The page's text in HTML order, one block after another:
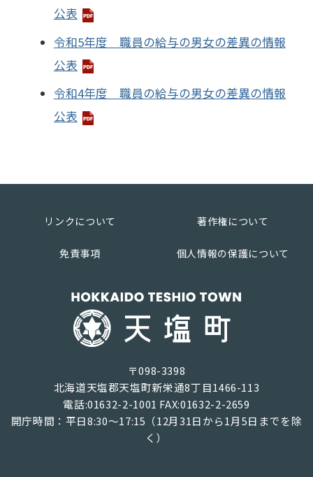
公表
令和5年度 職員の給与の男女の差異の情報
公表
令和4年度 職員の給与の男女の差異の情報
公表
リンクについて 著作権について
免責事項 個人情報の保護について
〒098-3398
北海道天塩郡天塩町新栄通8丁目1466-113
電話:01632-2-1001 FAX:01632-2-2659
開庁時間：平日8:30～17:15（12月31日から1月5日までを除
く）